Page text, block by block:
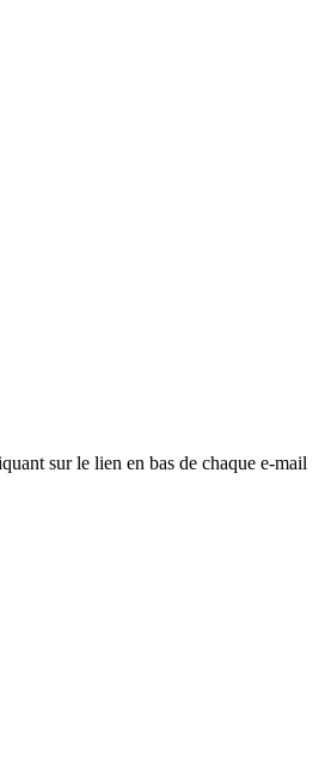
sur le lien en bas de chaque e-mail